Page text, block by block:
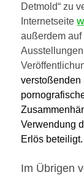
Detmold“ zu
Internetseite
außerdem
verstoßenden
Verwendung
Erlös beteiligt.
Im Übrigen